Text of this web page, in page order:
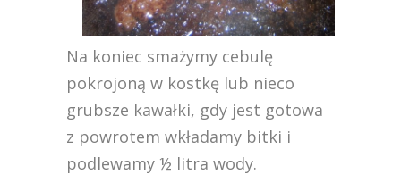
Na koniec smażymy cebulę
pokrojoną w kostkę lub nieco
grubsze kawałki, gdy jest gotowa
z powrotem wkładamy bitki i
podlewamy ½ litra wody.